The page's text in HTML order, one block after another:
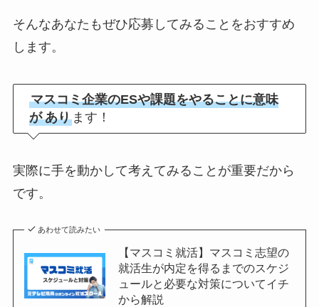
そんなあなたもぜひ応募してみることをおすすめ
します。
マスコミ企業のESや課題をやることに意味
が あり ます！
実際に手を動かして考えてみることが重要だから
です。
あわせて読みたい
【マスコミ就活】マスコミ志望の
就活生が内定を得るまでのスケジ
ュールと必要な対策についてイチ
から解説